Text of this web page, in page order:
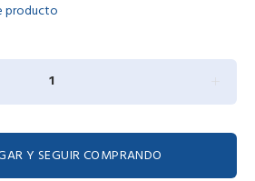
producto
Y SEGUIR COMPRANDO